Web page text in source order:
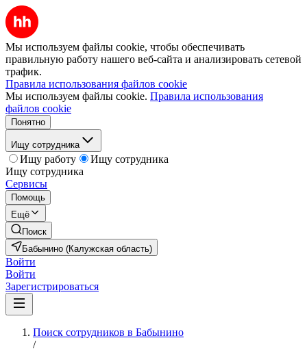
Мы используем файлы cookie, чтобы обеспечивать
правильную работу нашего веб-сайта и анализировать сетевой
трафик.
Правила использования файлов cookie
Мы используем файлы cookie. Правила использования
файлов cookie
Понятно
Ищу сотрудника
Ищу работу
Ищу сотрудника
Ищу сотрудника
Сервисы
Помощь
Ещё
Поиск
Бабынино (Калужская область)
Войти
Войти
Зарегистрироваться
Поиск сотрудников в Бабынино
/